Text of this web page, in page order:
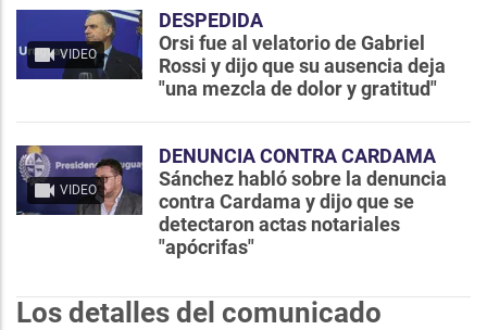
VIDEO
DESPEDIDA
Orsi fue al velatorio de Gabriel
Rossi y dijo que su ausencia deja
"una mezcla de dolor y gratitud"
VIDEO
DENUNCIA CONTRA CARDAMA
Sánchez habló sobre la denuncia
contra Cardama y dijo que se
detectaron actas notariales
"apócrifas"
Los detalles del comunicado